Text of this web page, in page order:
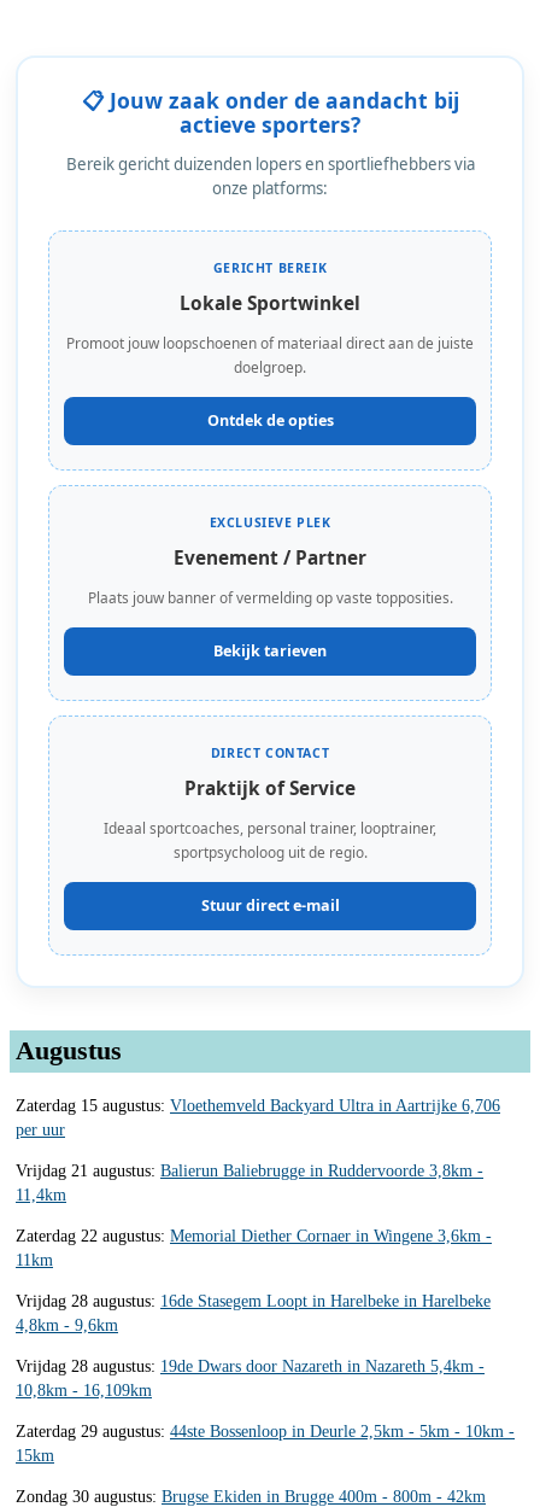
📋 Jouw zaak onder de aandacht bij
actieve sporters?
Bereik gericht duizenden lopers en sportliefhebbers via
onze platforms:
GERICHT BEREIK
Lokale Sportwinkel
Promoot jouw loopschoenen of materiaal direct aan de juiste
doelgroep.
Ontdek de opties
EXCLUSIEVE PLEK
Evenement / Partner
Plaats jouw banner of vermelding op vaste topposities.
Bekijk tarieven
DIRECT CONTACT
Praktijk of Service
Ideaal sportcoaches, personal trainer, looptrainer,
sportpsycholoog uit de regio.
Stuur direct e-mail
Augustus
Zaterdag 15 augustus: Vloethemveld Backyard Ultra in Aartrijke 6,706
per uur
Vrijdag 21 augustus: Balierun Baliebrugge in Ruddervoorde 3,8km -
11,4km
Zaterdag 22 augustus: Memorial Diether Cornaer in Wingene 3,6km -
11km
Vrijdag 28 augustus: 16de Stasegem Loopt in Harelbeke in Harelbeke
4,8km - 9,6km
Vrijdag 28 augustus: 19de Dwars door Nazareth in Nazareth 5,4km -
10,8km - 16,109km
Zaterdag 29 augustus: 44ste Bossenloop in Deurle 2,5km - 5km - 10km -
15km
Zondag 30 augustus: Brugse Ekiden in Brugge 400m - 800m - 42km